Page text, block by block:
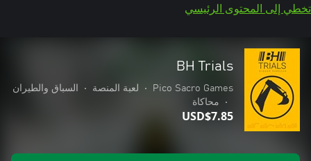
تخطي إلى المحتوى الرئيسي
BH Trials
Pico Sacro Games
• لعبة المنصة •
السباق والطيران
•
محاكاة
USD$7.85